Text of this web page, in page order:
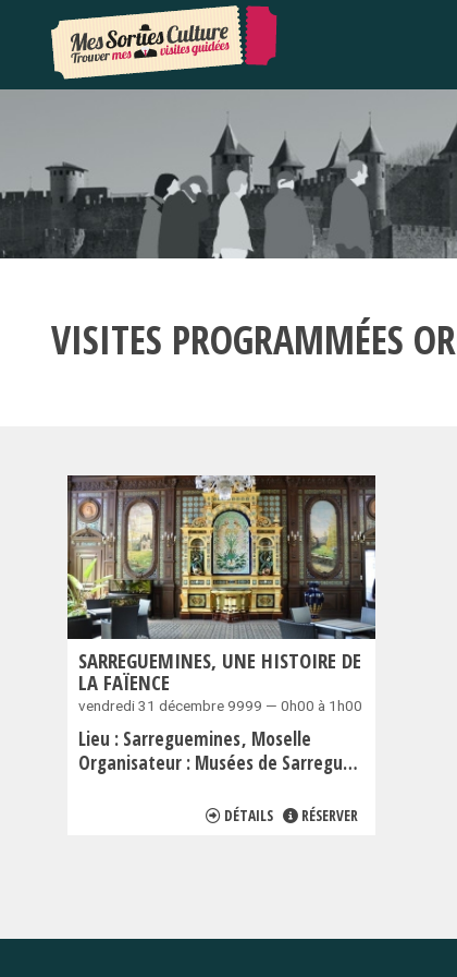
VISITES PROGRAMMÉES
SARREGUEMINES, UNE HISTOIRE DE
LA FAÏENCE
vendredi 31 décembre 9999 — 0h00 à 1h00
Lieu : Sarreguemines Moselle
Organisateur : Musées de Sarreguemines
DÉTAILS RÉSERVER